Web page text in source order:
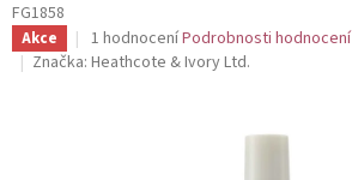
FG1858
Akce
Průměrné
hodnocení
1 hodnoceníPodrobnosti hodnocení
Značka: Heathcote & Ivory Ltd.